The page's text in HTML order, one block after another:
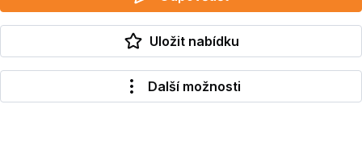
Uložit nabídku
Další možnosti